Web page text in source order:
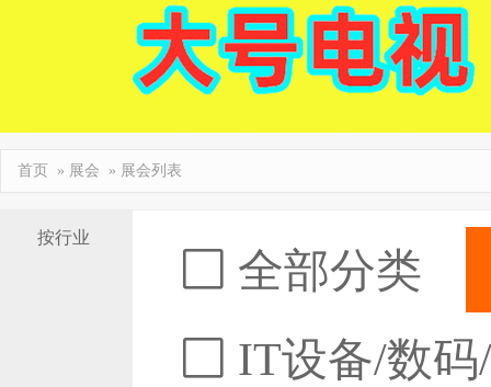
首页 » 展会 » 展会列表
按行业
全部分类
IT设备/数码